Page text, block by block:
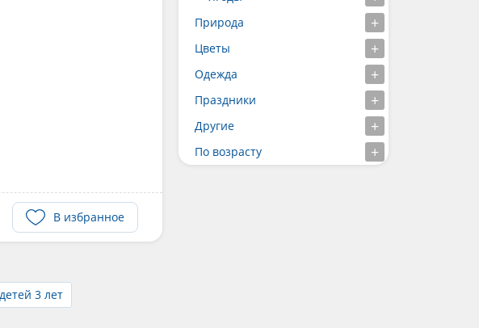
В избранное
3 лет
Природа
Цветы
Одежда
Праздники
Другие
По возрасту